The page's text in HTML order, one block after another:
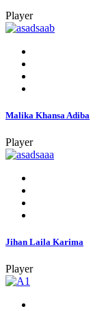
Player
Malika Khansa Adiba
Player
Jihan Laila Karima
Player